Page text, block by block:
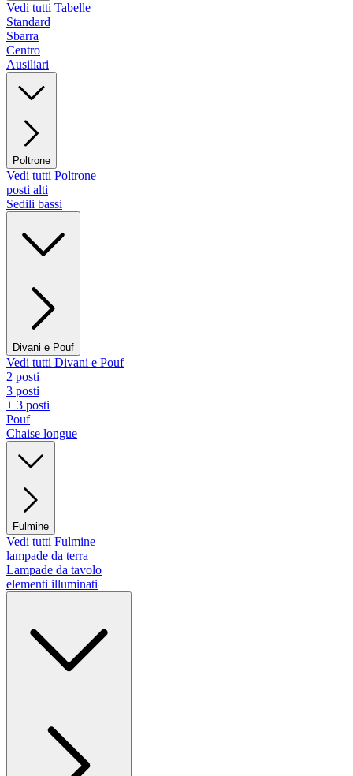
Vedi tutti Tabelle
Standard
Sbarra
Centro
Ausiliari
Poltrone
Vedi tutti Poltrone
posti alti
Sedili bassi
Divani e Pouf
Vedi tutti Divani e Pouf
2 posti
3 posti
+ 3 posti
Pouf
Chaise longue
Fulmine
Vedi tutti Fulmine
lampade da terra
Lampade da tavolo
elementi illuminati